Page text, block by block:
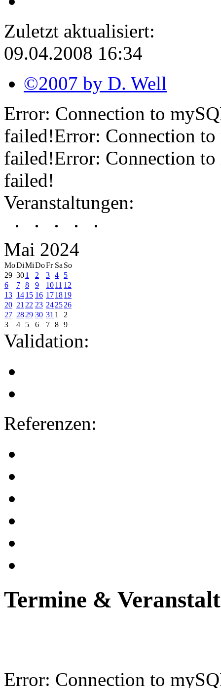
Zuletzt aktualisiert:
09.04.2008 16:34
©2007 by D. Well
Error: Connection to
failed!Error: Connection to
failed!Error: Connection to
failed!
Veranstaltungen:
Mai 2024
MoDiMiDoFr Sa So
29 301 2 3 4
5
6
7 8 9 1011 12
13 1415 16 171819
20 21 22 23 242526
27 2829 30 31 1
2
3
4 5 6 7 8 9
Validation:
Referenzen:
Termine &
Error: Connection to